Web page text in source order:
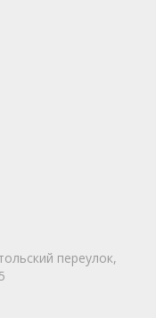
переулок,
через любой